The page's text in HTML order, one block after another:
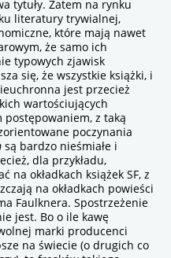
tytuły. Zatem na rynku
literatury trywialnej,
które mają nawet
że samo ich
typowych zjawisk
się, że wszystkie książki, i
jest przecież
wartościujących
z taką
poczynania
są bardzo nieśmiałe i
dla przykładu,
na okładkach książek SF, z
na okładkach powieści
Faulknera. Spostrzeżenie
jest. Bo o ile kawę
marki producenci
na świecie (o drugich co